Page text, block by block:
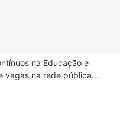
na Educação e
vagas na rede pública...